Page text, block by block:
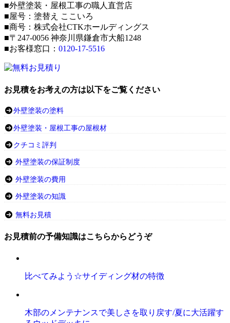
■外壁塗装・屋根工事の職人直営店
■屋号：塗替え ここいろ
■商号：株式会社CTKホールディングス
■〒247-0056 神奈川県鎌倉市大船1248
■お客様窓口： 0120-17-5516
お見積をお考えの方は以下をご覧ください
外壁塗装の塗料
外壁塗装・屋根工事の屋根材
クチコミ評判
外壁塗装の保証制度
外壁塗装の費用
外壁塗装の知識
無料お見積
お見積前の予備知識はこちらからどうぞ
比べてみよう☆サイディング材の特徴
木部のメンテナンスで美しさを取り戻す/夏に大活躍す